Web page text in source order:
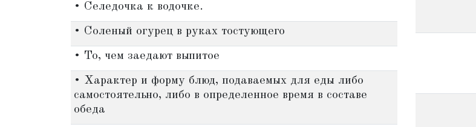
• Селедочка к водочке.
• Соленый огурец в руках тостующего
• То, чем заедают выпитое
• Характер и форму блюд, подаваемых для еды либо
самостоятельно, либо в определенное время в составе
обеда